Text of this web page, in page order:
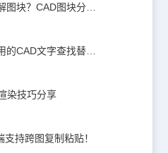
CAD看图软件中如何分解图块？CAD图块分解详解！
浩辰CAD看图王：超实用的CAD文字查找替换技巧分享！
染技巧分享
持跨图复制粘贴！